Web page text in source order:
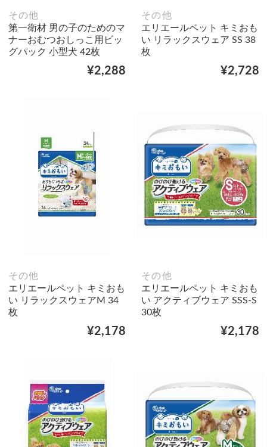
その他
第一衛材 男の子のためのマ
ナーおむつおしっこ用ビッ
グパック 小型犬 42枚
¥2,288
その他
エリエールペット キミおも
い リラックスウェア SS 38
枚
¥2,728
その他
エリエールペット キミおも
い リラックスウェアM 34
枚
¥2,178
その他
エリエールペット キミおも
い アクティブウェア SSS‐S
30枚
¥2,178